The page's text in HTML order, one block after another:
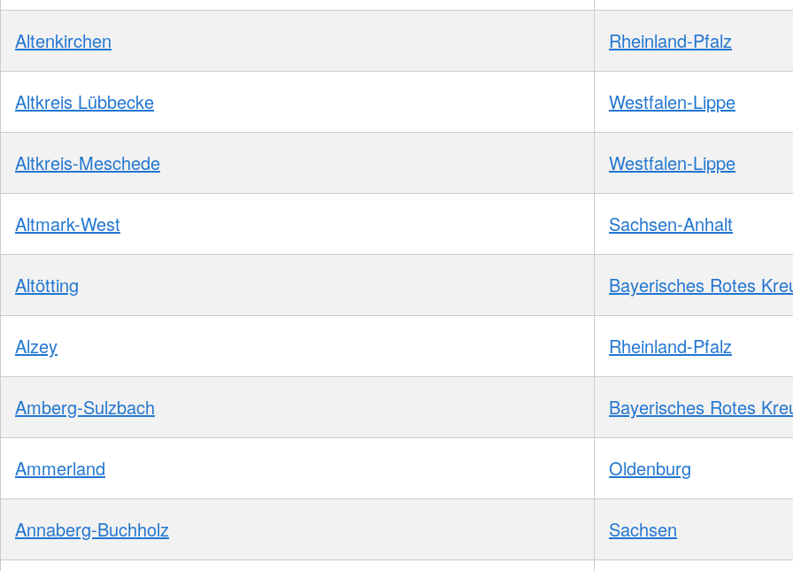
Altenkirchen Rheinland-Pfalz
Altkreis Lübbecke Westfalen-Lippe
Altkreis-Meschede Westfalen-Lippe
Altmark-West Sachsen-Anhalt
Altötting Bayerisches Rotes
Alzey Rheinland-Pfalz
Amberg-Sulzbach Bayerisches Rotes
Ammerland Oldenburg
Annaberg-Buchholz Sachsen